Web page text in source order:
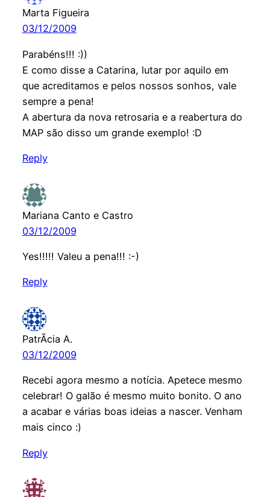
Marta Figueira
03/12/2009
Parabéns!!! :))
E como disse a Catarina, lutar por aquilo em
que acreditamos e pelos nossos sonhos, vale
sempre a pena!
A abertura da nova retrosaria e a reabertura do
MAP são disso um grande exemplo! :D
Reply
Mariana Canto e Castro
03/12/2009
Yes!!!!! Valeu a pena!!! :-)
Reply
PatrÃ­cia A.
03/12/2009
Recebi agora mesmo a notícia. Apetece mesmo
celebrar! O galão é mesmo muito bonito. O ano
a acabar e várias boas ideias a nascer. Venham
mais cinco :)
Reply